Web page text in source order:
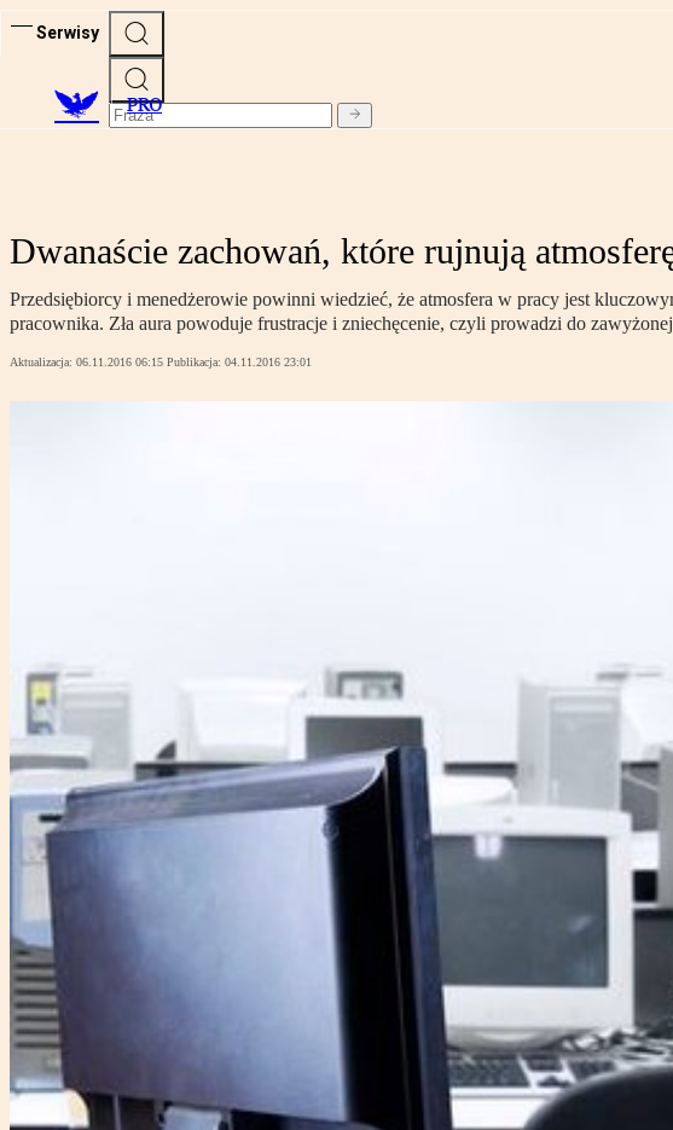
Serwisy
PRO
Dwanaście zachowań, które rujnują
Przedsiębiorcy i menedżerowie powinni wiedzieć, że atmosfera w pracy jest
pracownika. Zła aura powoduje frustracje i zniechęcenie, czyli prowadzi do
Aktualizacja: 06.11.2016 06:15 Publikacja: 04.11.2016 23:01